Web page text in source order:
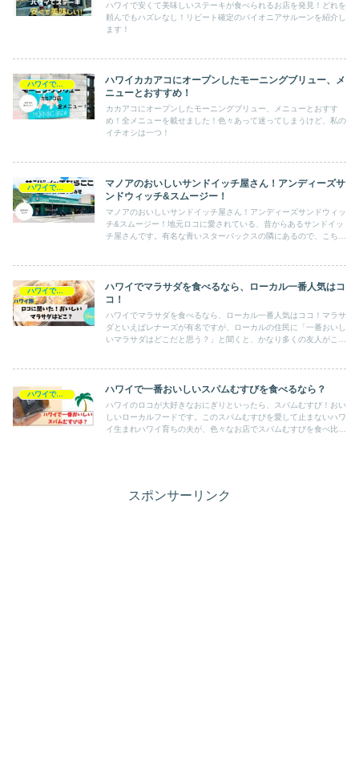
ハワイで安くて美味しいステーキが食べられるお店を発見！どれを
頼んでもハズレなし！リピート確定のパイオニアサルーンを紹介し
ます！
ハワイで食べる
ハワイカカアコにオープンしたモーニングブリュー、メ
ニューとおすすめ！
カカアコにオープンしたモーニングブリュー、メニューとおすす
め！全メニューを載せました！色々あって迷ってしまうけど、私の
イチオシは一つ！
ハワイで食べる
マノアのおいしいサンドイッチ屋さん！アンディーズサ
ンドウィッチ&スムージー！
マノアのおいしいサンドイッチ屋さん！アンディーズサンドウィッ
チ&スムージー！地元ロコに愛されている、昔からあるサンドイッ
チ屋さんです。有名な青いスターバックスの隣にあるので、こちら
ハワイで食べる
ハワイでマラサダを食べるなら、ローカル一番人気はコ
コ！
ハワイでマラサダを食べるなら、ローカル一番人気はココ！マラサ
ダといえばレナーズが有名ですが、ローカルの住民に「一番おいし
いマラサダはどこだと思う？」と聞くと、かなり多くの友人がこの
ハワイで食べる ハワイで一番おいしいスパムむすびを食べるなら？
ハワイのロコが大好きなおにぎりといったら、スパムむすび！おい
しいローカルフードです。このスパムむすびを愛して止まないハワ
イ生まれハワイ育ちの夫が、色々なお店でスパムむすびを食べ比
スポンサーリンク